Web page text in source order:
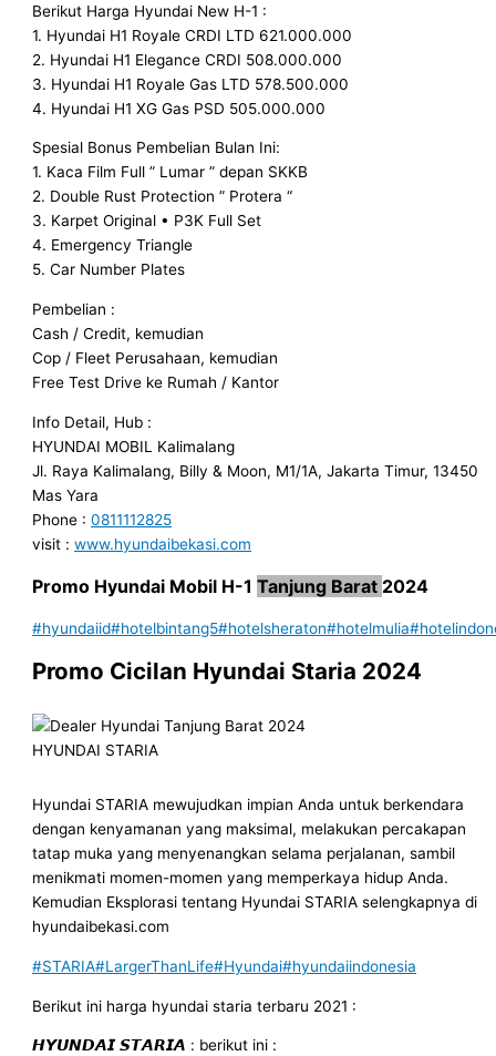
Berikut Harga Hyundai New H-1 :
1. Hyundai H1 Royale CRDI LTD 621.000.000
2. Hyundai H1 Elegance CRDI 508.000.000
3. Hyundai H1 Royale Gas LTD 578.500.000
4. Hyundai H1 XG Gas PSD 505.000.000
Spesial Bonus Pembelian Bulan Ini:
1. Kaca Film Full ” Lumar ” depan SKKB
2. Double Rust Protection ” Protera “
3. Karpet Original • P3K Full Set
4. Emergency Triangle
5. Car Number Plates
Pembelian :
Cash / Credit, kemudian
Cop / Fleet Perusahaan, kemudian
Free Test Drive ke Rumah / Kantor
Info Detail, Hub :
HYUNDAI MOBIL Kalimalang
Jl. Raya Kalimalang, Billy & Moon, M1/1A, Jakarta Timur, 13450
Mas Yara
Phone :0811112825
visit :www.hyundaibekasi.com
Promo Hyundai Mobil H-1Tanjung Barat 2024
#hyundaiid#hotelbintang5#hotelsheraton#hotelmulia
Promo Cicilan Hyundai Staria 2024
HYUNDAI STARIA
Hyundai STARIA mewujudkan impian Anda untuk berkendara
dengan kenyamanan yang maksimal, melakukan percakapan
tatap muka yang menyenangkan selama perjalanan, sambil
menikmati momen-momen yang memperkaya hidup Anda.
Kemudian Eksplorasi tentang Hyundai STARIA selengkapnya di
hyundaibekasi.com
#STARIA#LargerThanLife#Hyundai#hyundaiindonesia
Berikut ini harga hyundai staria terbaru 2021 :
𝙃𝙔𝙐𝙉𝘿𝘼𝙄 𝙎𝙏𝘼𝙍𝙄𝘼 : berikut ini :